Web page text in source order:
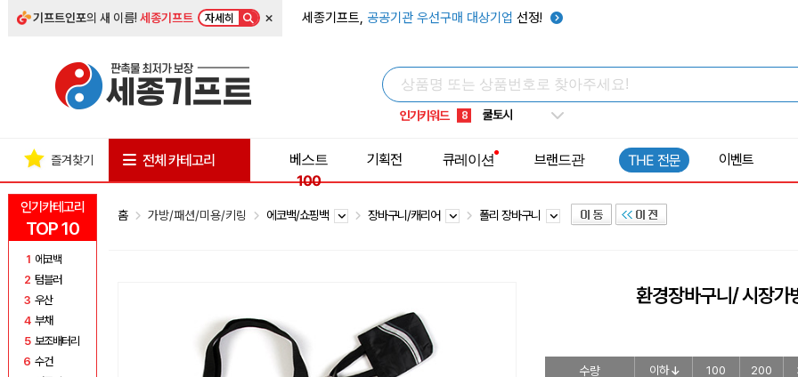
기프트인포의 새 이름!세종기프트 자세히 × 세종기프트, 공공기관 우선구매 대상기업 선정!
인기키워드
5 키캡
8 쿨토시
9 넥쿨러
1 선풍기
인기카테고리
TOP 10
1 에코백
2 텀블러
3 우산
4 부채
5 보조배터리
6 수건
즐겨찾기 전체 카테고리
베스트
100
기획전 큐레이션 브랜드관 THE 전문 이벤트
홈 가방/패션/미용/키링 에코백/쇼핑백 장바구니/캐리어 폴리 장바구니
환경장바구니/ 시장가
수량 이하 100 200